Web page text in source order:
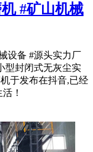
#矿山机械
设备 #源头实力厂
型封闭式无灰尘实
于发布在抖音,已经
！